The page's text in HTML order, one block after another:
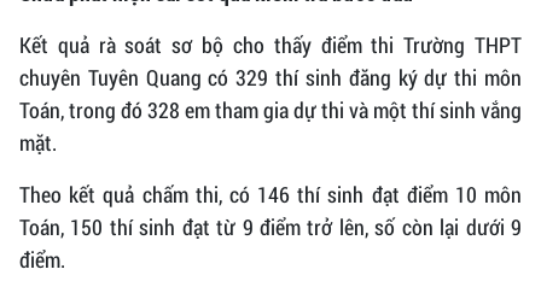
Kết quả rà soát sơ bộ cho thấy điểm thi Trường THPT
chuyên Tuyên Quang có 329 thí sinh đăng ký dự thi môn
Toán, trong đó 328 em tham gia dự thi và một thí sinh vắng
mặt.
Theo kết quả chấm thi, có 146 thí sinh đạt điểm 10 môn
Toán, 150 thí sinh đạt từ 9 điểm trở lên, số còn lại dưới 9
điểm.